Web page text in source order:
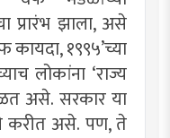
प्रारंभ झाला, असे
कायदा, १९९५’च्या
लोकांना ‘राज्य
असे. सरकार या
करीत असे. पण, ते